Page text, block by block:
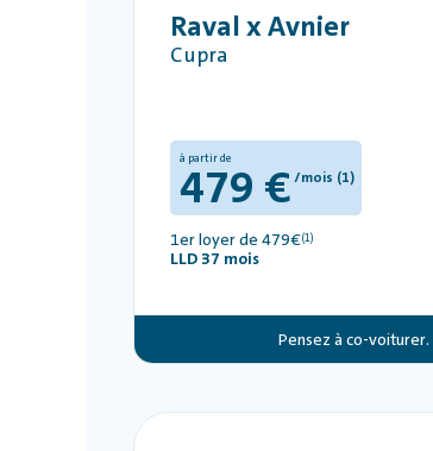
Raval x Avnier
Cupra
à partir de
479 €/mois (1)
1er loyer de 479€(1)
LLD 37 mois
Pensez à co-voiturer.